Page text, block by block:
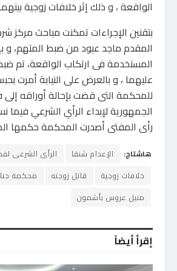
الواقعة ، و ذلك إثر خلافات زوجية
بتقنين الإجراءات تمكنت مباحث مركز
المقدم ماجد عبود من ضبط المتهم، و
المستخدمة فى ارتكاب الواقعة، تم
عليهما ، و بالعرض على النيابة أمرت
للمحكمة التى قضت بإحالة أوراقه
الجمهورية لإبداء الرأي الشرعي فيما
رأى المفتى أصدرت المحكمة حكمها
هاشتاج: الإعدام شنقا
الرأى الشرعى
خلافات زوجية
قاتل زوجته
محكمة
منيل عروس بأشمون
إقرأ أيضاً